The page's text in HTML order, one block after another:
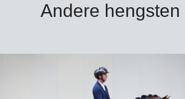
Andere hengsten